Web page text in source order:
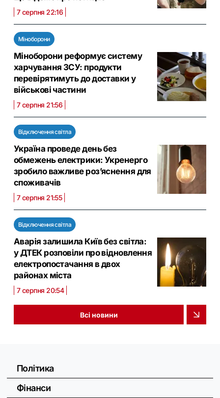
7 серпня 22:16
Міноборони
Міноборони реформує систему
харчування ЗСУ: продукти
перевірятимуть до доставки у
військові частини
7 серпня 21:56
Відключення світла
Україна проведе день без
обмежень електрики: Укренерго
зробило важливе роз’яснення для
споживачів
7 серпня 21:55
Відключення світла
Аварія залишила Київ без світла:
у ДТЕК розповіли про відновлення
електропостачання в двох
районах міста
7 серпня 20:54
Всі новини
Політика
Фінанси